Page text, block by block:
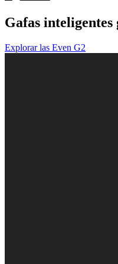
Gafas
Explorar las Even G2